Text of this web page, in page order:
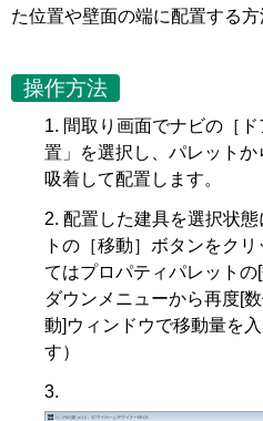
た位置や壁面の端に配置する方
操作方法
間取り画面でナビの［
置」を選択し、パレット
吸着して配置します。
配置した建具を選択状
トの［移動］ボタンをク
てはプロパティパレット
ダウンメニューから再度[
動]ウィンドウで移動量を
す）